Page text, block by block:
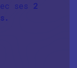
ses 2